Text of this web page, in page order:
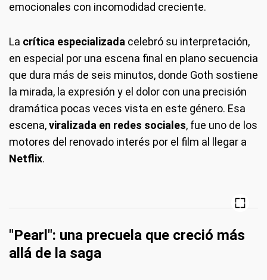
emocionales con incomodidad creciente.
La crítica especializada celebró su interpretación,
en especial por una escena final en plano secuencia
que dura más de seis minutos, donde Goth sostiene
la mirada, la expresión y el dolor con una precisión
dramática pocas veces vista en este género. Esa
escena,viralizada en redes sociales, fue uno de los
motores del renovado interés por el film al llegar a
Netflix.
"Pearl": una precuela que creció más
allá de la saga